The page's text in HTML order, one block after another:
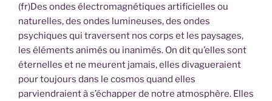
(fr)Des ondes électromagnétiques artificielles ou
naturelles, des ondes lumineuses, des ondes
psychiques qui traversent nos corps et les paysages,
les éléments animés ou inanimés. On dit qu’elles sont
éternelles et ne meurent jamais, elles divagueraient
pour toujours dans le cosmos quand elles
parviendraient à s’échapper de notre atmosphère. Elles